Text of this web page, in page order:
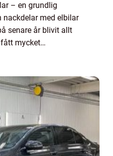
– en grundlig
nackdelar med elbilar
senare år blivit allt
mycket